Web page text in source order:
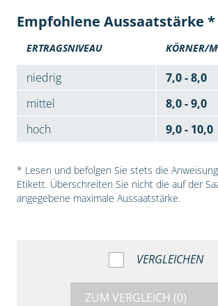
Empfohlene Aussaatstärke *
ERTRAGSNIVEAU KÖRNER/M
niedrig
7,0 - 8,0
mittel
8,0 - 9,0
hoch
9,0 - 10,0
* Lesen und befolgen Sie stets die
Etikett. Überschreiten Sie nicht die auf der
angegebene maximale Aussaatstärke.
VERGLEICHEN
ZUM VERGLEICH (0)